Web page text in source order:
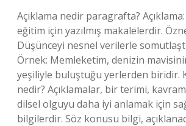
Açıklama nedir paragrafta?
eğitim için yazılmış makalelerdir.
Düşünceyi nesnel verilerle
Örnek: Memleketim, denizin
yeşiliyle buluştuğu yerlerden biridir.
nedir? Açıklamalar, bir terimi,
dilsel olguyu daha iyi anlamak için
bilgilerdir. Söz konusu bilgi,